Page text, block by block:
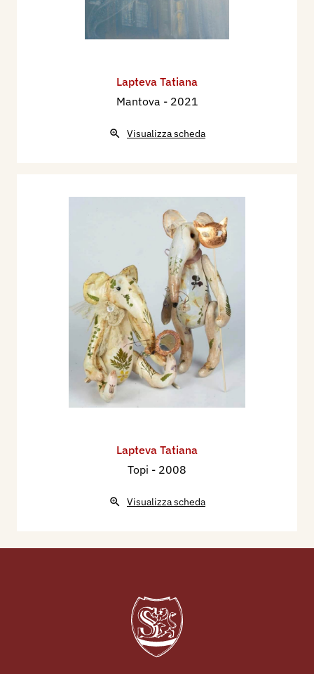
Lapteva Tatiana
Mantova - 2021
Visualizza scheda
Lapteva Tatiana
Topi - 2008
Visualizza scheda